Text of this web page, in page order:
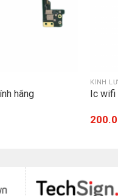
hãng
KÍNH
Ic wifi